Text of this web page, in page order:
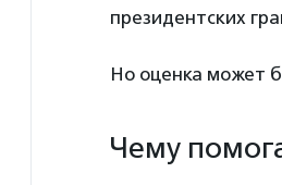
президентских
Но оценка может
Чему